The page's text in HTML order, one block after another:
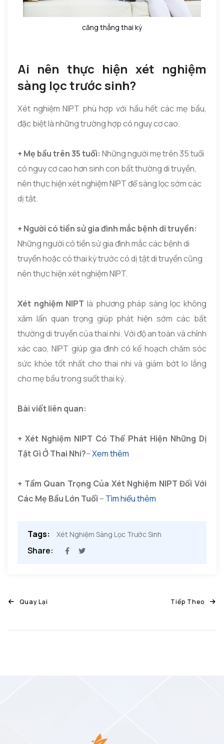
căng thẳng thai kỳ
Ai nên thực hiện xét nghiệm
sàng lọc trước sinh?
Xét nghiệm NIPT phù hợp với hầu hết các mẹ bầu,
đặc biệt là những trường hợp có nguy cơ cao.
+ Mẹ bầu trên 35 tuổi: Những người mẹ trên 35 tuổi
có nguy cơ cao hơn sinh con bất thường di truyền,
nên thực hiện xét nghiệm NIPT để sàng lọc sớm các
dị tật.
+ Người có tiền sử gia đình mắc bệnh di truyền:
Những người có tiền sử gia đình mắc các bệnh di
truyền hoặc có thai kỳ trước có dị tật di truyền cũng
nên thực hiện xét nghiệm NIPT.
Xét nghiệm NIPT là phương pháp sàng lọc không
xâm lấn quan trọng giúp phát hiện sớm các bất
thường di truyền của thai nhi. Với độ an toàn và chính
xác cao, NIPT giúp gia đình có kế hoạch chăm sóc
sức khỏe tốt nhất cho thai nhi và giảm bớt lo lắng
cho mẹ bầu trong suốt thai kỳ.
Bài viết liên quan:
+ Xét Nghiệm NIPT Có Thể Phát Hiện Những Dị
Tật Gì Ở Thai Nhi?–Xem thêm
+ Tầm Quan Trọng Của Xét Nghiệm NIPT Đối Với
Các Mẹ Bầu Lớn Tuổi – Tìm hiểu thêm
Tags: Xét Nghiệm Sàng Lọc Trước Sinh
Share:
Quay Lại Tiếp Theo